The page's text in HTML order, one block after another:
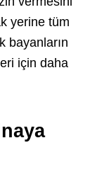
yerine tüm
bayanların
için daha